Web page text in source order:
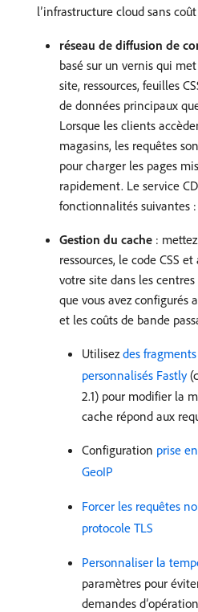
l’infrastructure cloud sans
réseau de diffusion de
basé sur un vernis qui
site, ressources, feuilles
de données principaux
Lorsque les clients
magasins, les requêtes
pour charger les pages
rapidement. Le service
fonctionnalités suivantes :
Gestion du cache :
ressources, le code CSS
votre site dans les
que vous avez configurés
et les coûts de bande
Utilisezdes
personnalisés Fastly
2.1) pour modifier la
cache répond aux
Configuration prise
GeoIP
Forcer les requêtes
protocole TLS
Personnaliser la
paramètres pour
demandes